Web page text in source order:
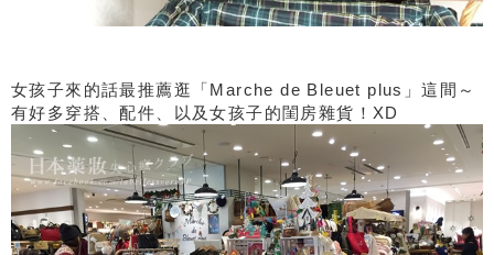
女孩子來的話最推薦逛「Marche de Bleuet plus」這間～
有好多穿搭、配件、以及女孩子的閨房雜貨！XD